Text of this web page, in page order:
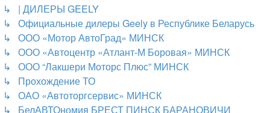
↳ | ДИЛЕРЫ GEELY
↳ Официальные дилеры Geely в Республике Беларусь
↳ ООО «Мотор АвтоГрад» МИНСК
↳ ООО «Автоцентр «Атлант-М Боровая» МИНСК
↳ ООО “Лакшери Моторс Плюс” МИНСК
↳ Прохождение ТО
↳ ОАО «Автоторгсервис» МИНСК
↳ БелАВТОномия БРЕСТ ПИНСК БАРАНОВИЧИ